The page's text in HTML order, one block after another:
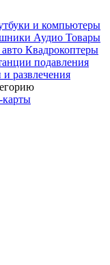
и компьютеры
Аудио Товары
Квадрокоптеры
подавления
развлечения